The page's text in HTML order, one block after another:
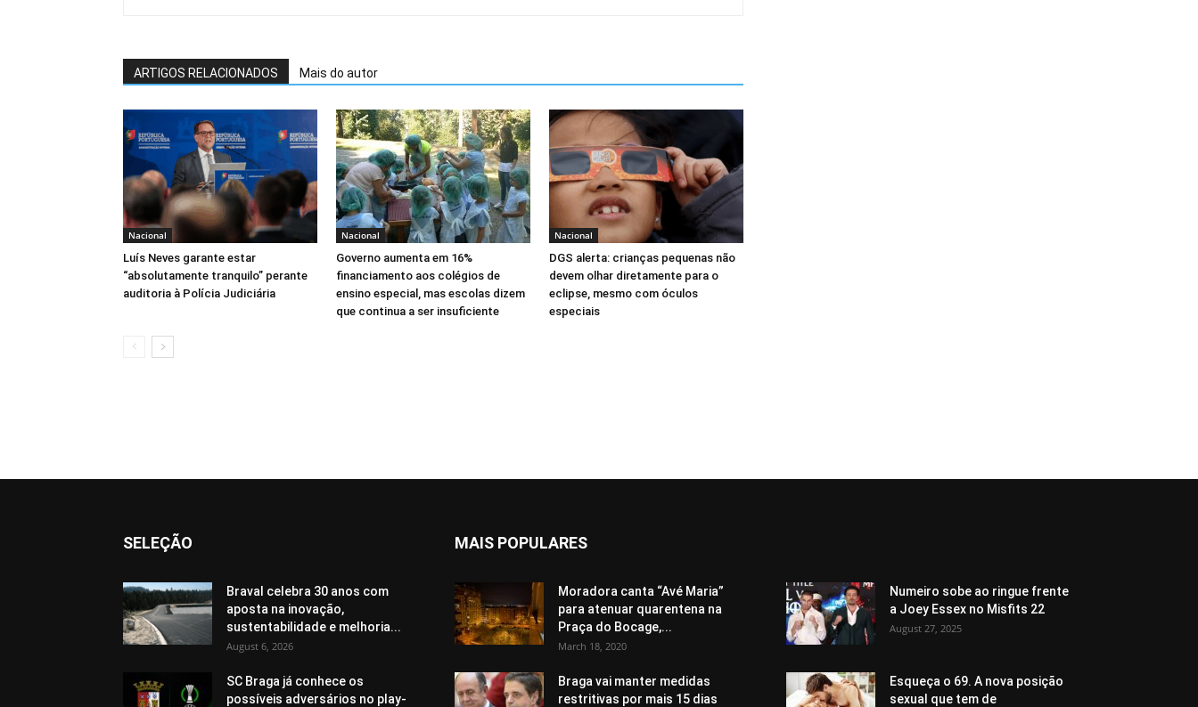
ARTIGOS RELACIONADOS Mais do autor
Nacional
Luís Neves garante estar
“absolutamente tranquilo” perante
auditoria à Polícia Judiciária
Nacional
Governo aumenta em 16%
financiamento aos colégios de
ensino especial, mas escolas dizem
que continua a ser insuficiente
Nacional
DGS alerta: crianças pequenas não
devem olhar diretamente para o
eclipse, mesmo com óculos
especiais
SELEÇÃO
Braval celebra 30 anos com
aposta na inovação,
sustentabilidade e melhoria...
August 6, 2026
SC Braga já conhece os
possíveis adversários no play-
MAIS POPULARES
Moradora canta “Avé Maria”
para atenuar quarentena na
Praça do Bocage,...
March 18, 2020
Numeiro sobe ao ringue frente
a Joey Essex no Misfits 22
August 27, 2025
Braga vai manter medidas
restritivas por mais 15 dias
Esqueça o 69. A nova posição
sexual que tem de